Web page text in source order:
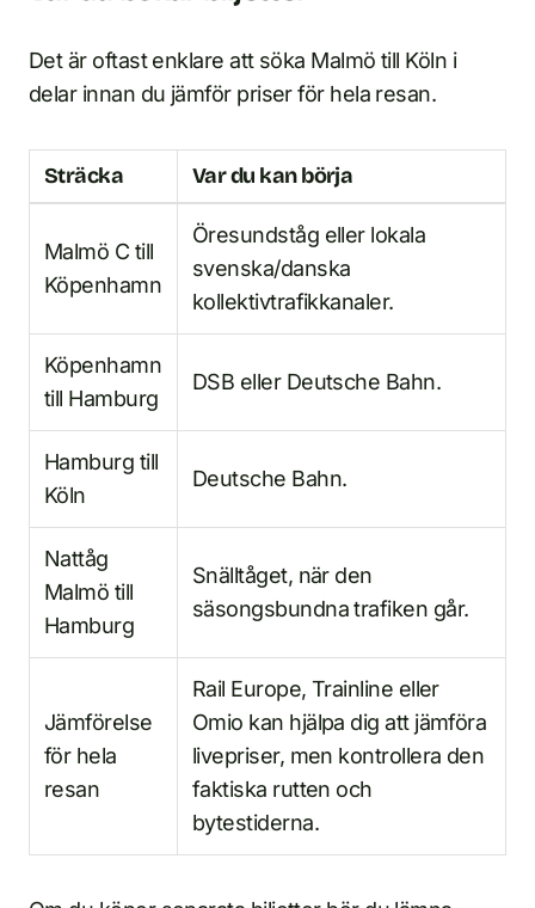
Det är oftast enklare att söka Malmö till Köln i
delar innan du jämför priser för hela resan.
Sträcka Var du kan börja
Malmö C till
Köpenhamn
Öresundståg eller lokala
svenska/danska
kollektivtrafikkanaler.
Köpenhamn
till Hamburg
DSB eller Deutsche Bahn.
Hamburg till
Köln
Deutsche Bahn.
Nattåg
Malmö till
Hamburg
Snälltåget, när den
säsongsbundna trafiken går.
Jämförelse
för hela
resan
Rail Europe, Trainline eller
Omio kan hjälpa dig att jämföra
livepriser, men kontrollera den
faktiska rutten och
bytestiderna.